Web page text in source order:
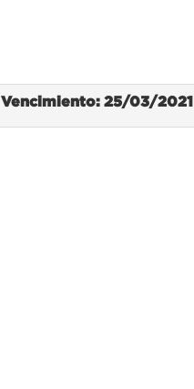
Vencimiento: 25/03/2021